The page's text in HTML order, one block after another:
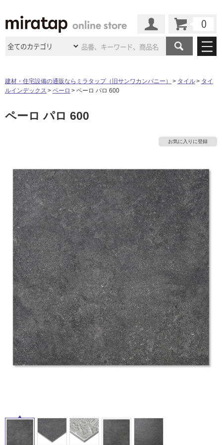
商品カテゴリ
トイレ
ウッドデッキ フローリング・床材
収納 インテリア・家具
照明 ペット用品
内装用建材 パネル・壁材
ロートアイアン 天然石・石材
メンテナンス・施工材 新商品
施工事例
施工事例
インタビュー
店舗・施設事例
ショールーム
ショールーム
名古屋ショールーム 京都ショールーム
福岡ショールーム 札幌スマートショールー
ム
横浜スマートショールー
ム
ウェルビーみのおHDC
BOX
ご利用ガイド 初めての方へ
よくある質問 お問い合わせ
修理お問い合わせ クレーム公開
説明書・図面検索 水まわり3年保証
お役立ち情報 住まいのスタイリング
アイデア
ミラタップチャンネル
オンライン相談
その他サービス
ミラタップと創る家
ASOLIE
工事会社紹介Coziコンシ
ェルジュ
自分らしい家づくり
SUVACO
最高のリノベ会社がみつ
かるリノベりす
建材・住宅設備の通販ならミラタップ（旧サンワカンパニー） タイル
タイ
ルインデックス
ペーロ ペーロ パロ 600
ペーロ パロ 600
お気に入りに登録
タ
イ
ル
屋
内
床・
屋
外
床・